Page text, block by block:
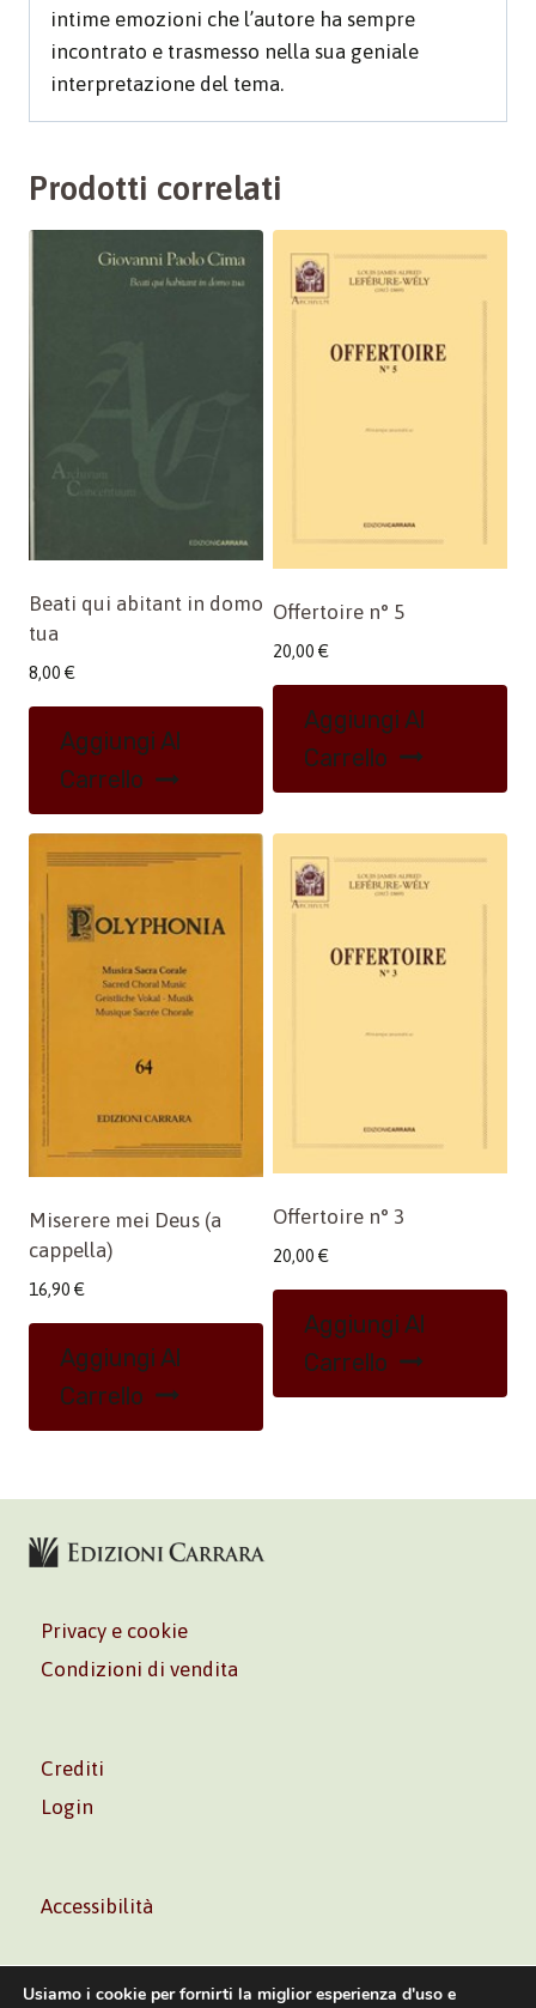
intime emozioni che l’autore ha sempre
incontrato e trasmesso nella sua geniale
interpretazione del tema.
Prodotti correlati
Beati qui abitant in domo
tua
8,00 €
Aggiungi Al
Carrello
Offertoire n° 5
20,00 €
Aggiungi Al
Carrello
Miserere mei Deus (a
cappella)
16,90 €
Aggiungi Al
Carrello
Offertoire n° 3
20,00 €
Aggiungi Al
Carrello
Privacy e cookie
Condizioni di vendita
Crediti
Login
Accessibilità
Usiamo i cookie per fornirti la miglior esperienza d'uso e